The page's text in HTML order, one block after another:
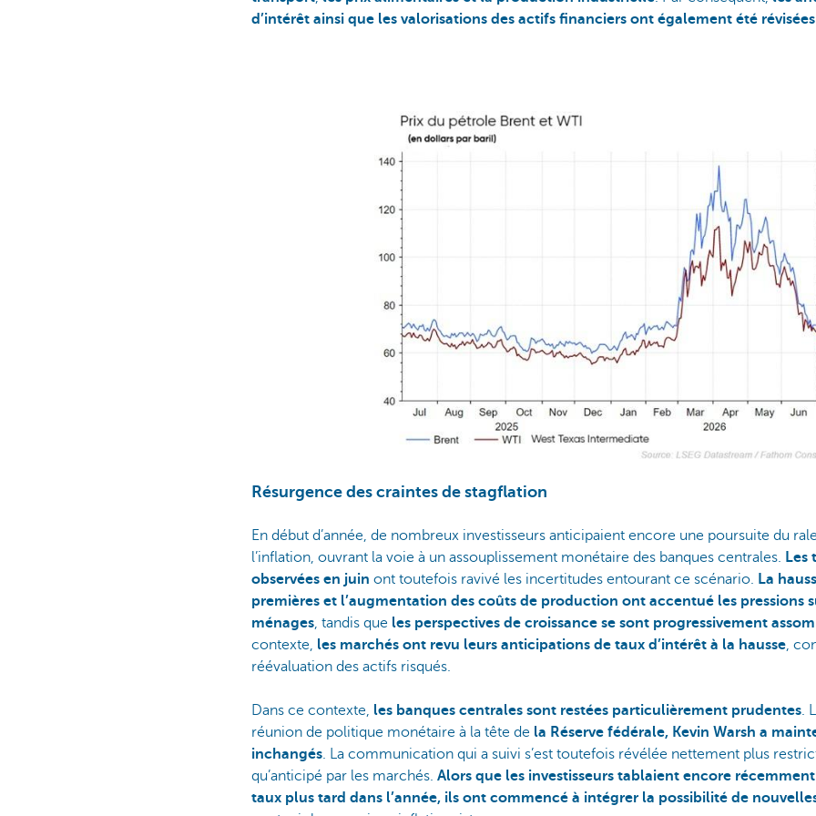
d’intérêt ainsi que les valorisations des actifs financiers ont également été révisées
Résurgence des craintes de stagflation
En début d’année, de nombreux investisseurs anticipaient encore une poursuite du
l’inflation, ouvrant la voie à un assouplissement monétaire des banques centrales. Les
observées en juin ont toutefois ravivé les incertitudes entourant ce scénario. La
premières et l’augmentation des coûts de production ont accentué les pressions
ménages, tandis que les perspectives de croissance se sont progressivement
contexte, les marchés ont revu leurs anticipations de taux d’intérêt à la hausse,
réévaluation des actifs risqués.
Dans ce contexte, les banques centrales sont restées particulièrement prudentes.
réunion de politique monétaire à la tête de la Réserve fédérale, Kevin Warsh a
inchangés. La communication qui a suivi s’est toutefois révélée nettement plus
qu’anticipé par les marchés. Alors que les investisseurs tablaient encore récemment
taux plus tard dans l’année, ils ont commencé à intégrer la possibilité de